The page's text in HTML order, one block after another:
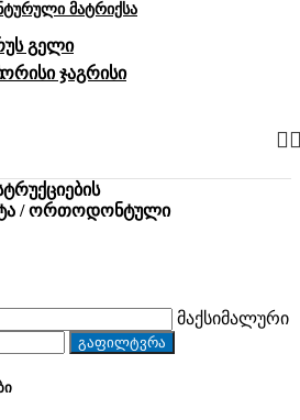
მატრიქსა
გელი
ჯაგრისი
/ ორთოდონტული
მაქსიმალური
გაფილტვრა